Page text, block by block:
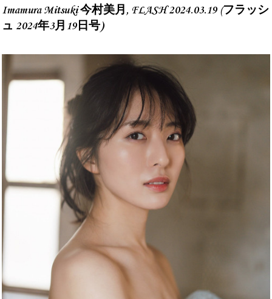
Imamura Mitsuki 今村美月, FLASH 2024.03.19 (フラッシ
ュ 2024年3月19日号)